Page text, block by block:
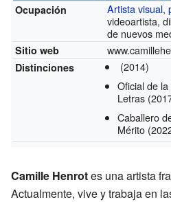
Ocupación
Artista visual,
videoartista,
de nuevos
Sitio web
Distinciones
(2014)
Oficial de
Letras
Caballero
Mérito
Camille Henrotes una artista
Actualmente, vive y trabaja en